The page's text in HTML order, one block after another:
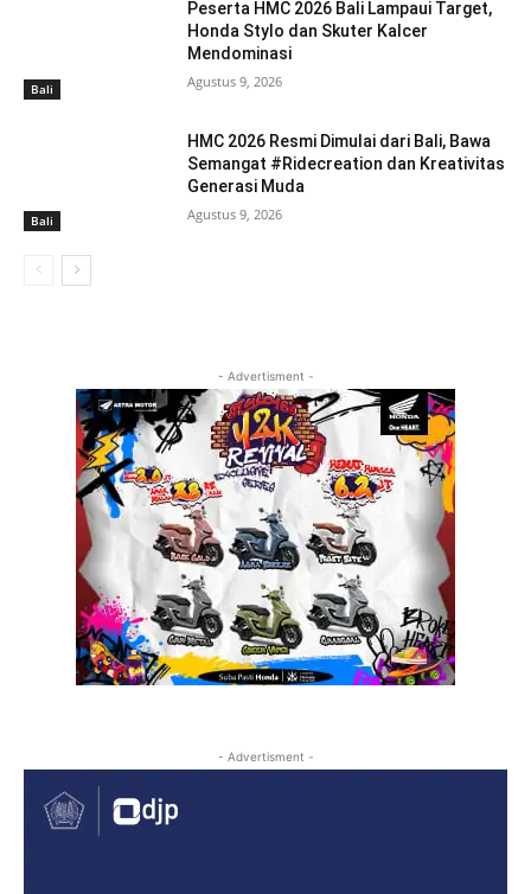
Bali
Peserta HMC 2026 Bali Lampaui Target,
Honda Stylo dan Skuter Kalcer
Mendominasi
Agustus 9, 2026
Bali
HMC 2026 Resmi Dimulai dari Bali, Bawa
Semangat #Ridecreation dan Kreativitas
Generasi Muda
Agustus 9, 2026
- Advertisment -
- Advertisment -